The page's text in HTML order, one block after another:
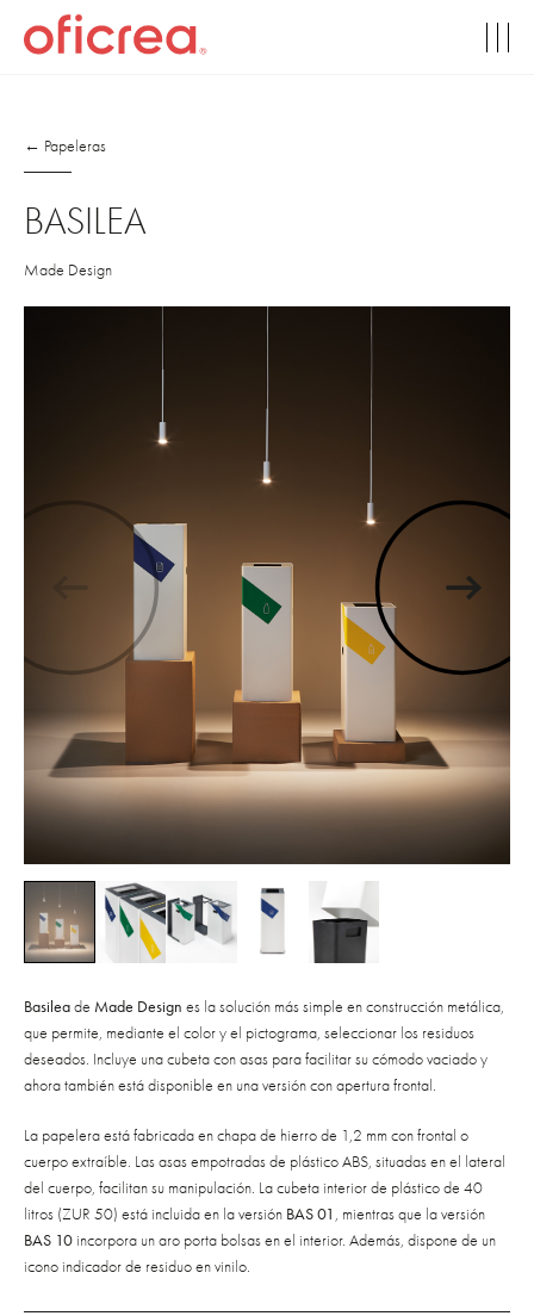
← Papeleras
BASILEA
Made Design
Basileade Made Design es la solución más simple en construcción metálica,
que permite, mediante el color y el pictograma, seleccionar los residuos
deseados. Incluye una cubeta con asas para facilitar su cómodo vaciado y
ahora también está disponible en una versión con apertura frontal.
La papelera está fabricada en chapa de hierro de 1,2 mm con frontal o
cuerpo extraíble. Las asas empotradas de plástico ABS, situadas en el lateral
del cuerpo, facilitan su manipulación. La cubeta interior de plástico de 40
litros (ZUR 50) está incluida en la versión BAS 01 , mientras que la versión
BAS 10incorpora un aro porta bolsas en el interior. Además, dispone de un
icono indicador de residuo en vinilo.